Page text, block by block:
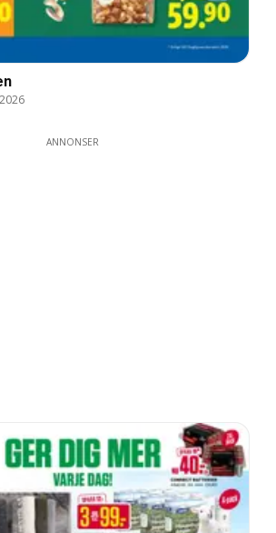
ANNONSER